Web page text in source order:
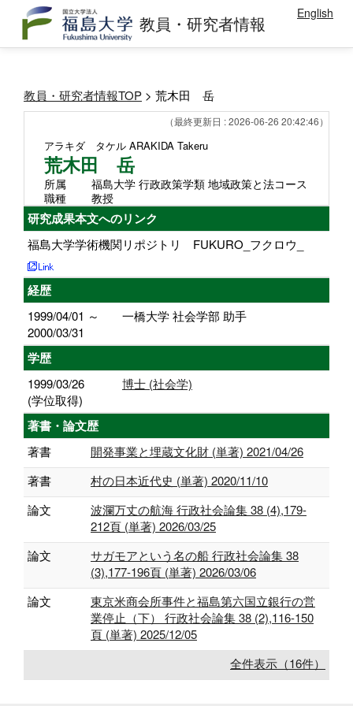
教員・研究者情報 English
教員・研究者情報TOP > 荒木田 岳
（最終更新日 : 2026-06-26 20:42:46）
アラキダ タケル ARAKIDA Takeru
荒木田 岳
所属
福島大学 行政政策学類 地域政策と法コース
職種
教授
研究成果本文へのリンク
福島大学学術機関リポジトリ FUKURO_フクロウ_
経歴
1999/04/01 ～
2000/03/31
一橋大学 社会学部 助手
学歴
1999/03/26
(学位取得)
博士 (社会学)
著書・論文歴
著書
開発事業と埋蔵文化財 (単著) 2021/04/26
著書
村の日本近代史 (単著) 2020/11/10
論文
波瀾万丈の航海 行政社会論集 38 (4),179-
212頁 (単著) 2026/03/25
論文
サガモアという名の船 行政社会論集 38
(3),177-196頁 (単著) 2026/03/06
論文
東京米商会所事件と福島第六国立銀行の営
業停止（下） 行政社会論集 38 (2),116-150
頁 (単著) 2025/12/05
全件表示（16件）